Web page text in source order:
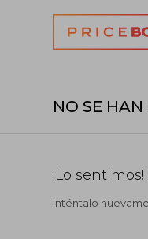
NO SE
¡Lo
Inténtalo